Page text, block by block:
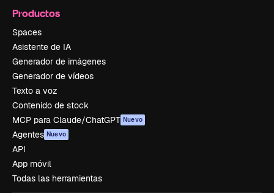
Productos
Spaces
Asistente de IA
Generador de imágenes
Generador de vídeos
Texto a voz
Contenido de stock
MCP para Claude/ChatGPT Nuevo
Agentes Nuevo
API
App móvil
Todas las herramientas